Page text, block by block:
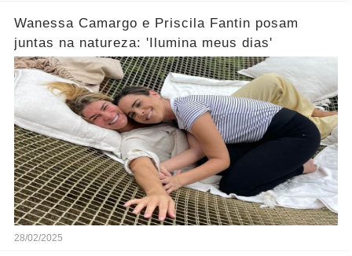
Wanessa Camargo e Priscila Fantin posam
juntas na natureza: 'Ilumina meus dias'
28/02/2025